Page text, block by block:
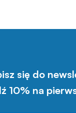
się do
10% na